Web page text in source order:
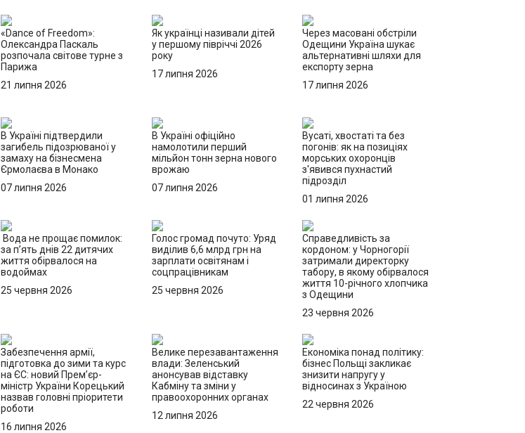
«Dance of Freedom»:
Олександра Паскаль
розпочала світове турне з
Парижа
21 липня 2026
Як українці називали дітей
у першому півріччі 2026
року
17 липня 2026
Через масовані обстріли
Одещини Україна шукає
альтернативні шляхи для
експорту зерна
17 липня 2026
В Україні підтвердили
загибель підозрюваної у
замаху на бізнесмена
Єрмолаєва в Монако
07 липня 2026
В Україні офіційно
намолотили перший
мільйон тонн зерна нового
врожаю
07 липня 2026
Вусаті, хвостаті та без
погонів: як на позиціях
морських охоронців
з'явився пухнастий
підрозділ
01 липня 2026
Вода не прощає помилок:
за п’ять днів 22 дитячих
життя обірвалося на
водоймах
25 червня 2026
Голос громад почуто: Уряд
виділив 6,6 млрд грн на
зарплати освітянам і
соцпрацівникам
25 червня 2026
Справедливість за
кордоном: у Чорногорії
затримали директорку
табору, в якому обірвалося
життя 10-річного хлопчика
з Одещини
23 червня 2026
Забезпечення армії,
підготовка до зими та курс
на ЄС: новий Прем’єр-
міністр України Корецький
назвав головні пріоритети
роботи
16 липня 2026
Велике перезавантаження
влади: Зеленський
анонсував відставку
Кабміну та зміни у
правоохоронних органах
12 липня 2026
Економіка понад політику:
бізнес Польщі закликає
знизити напругу у
відносинах з Україною
22 червня 2026